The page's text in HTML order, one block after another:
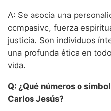
A: Se asocia una
compasivo, fuerza
justicia. Son individuos
una profunda ética en
vida.
Q: ¿Qué números o
Carlos Jesús?